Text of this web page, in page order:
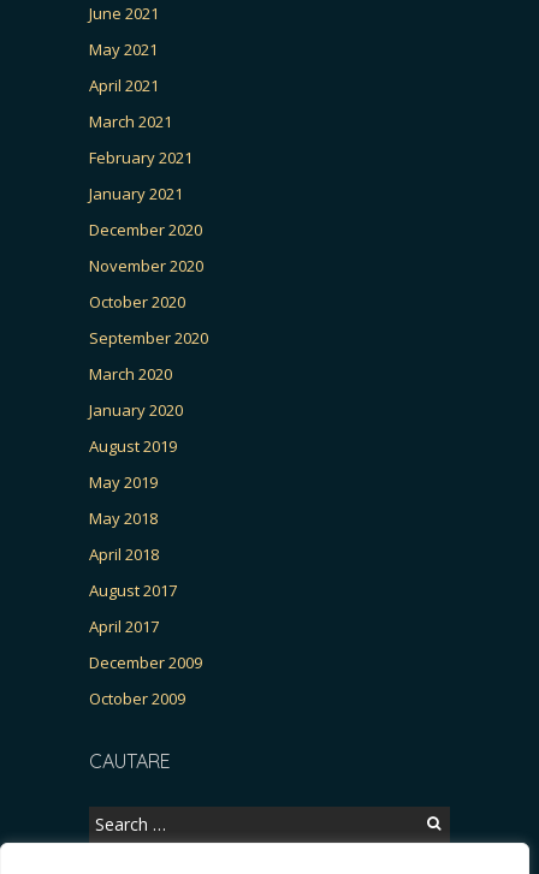
June 2021
May 2021
April 2021
March 2021
February 2021
January 2021
December 2020
November 2020
October 2020
September 2020
March 2020
January 2020
August 2019
May 2019
May 2018
April 2018
August 2017
April 2017
December 2009
October 2009
CAUTARE
Search
for: